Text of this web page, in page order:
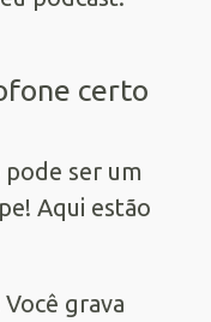
certo
ser um
Aqui estão
Você grava